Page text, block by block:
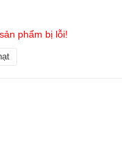
phẩm bị lỗi!